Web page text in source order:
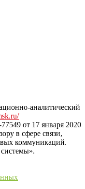
области на сайте
аналитический
от 17 января 2020
в сфере связи,
коммуникаций.